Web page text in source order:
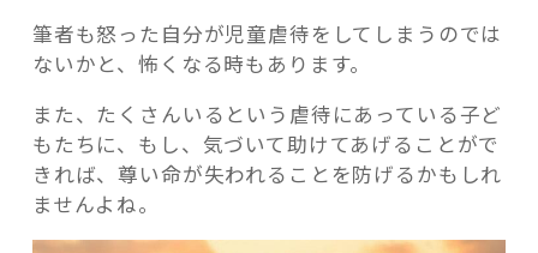
筆者も怒った自分が児童虐待をしてしまうのでは
ないかと、怖くなる時もあります。
また、たくさんいるという虐待にあっている子ど
もたちに、もし、気づいて助けてあげることがで
きれば、尊い命が失われることを防げるかもしれ
ませんよね。